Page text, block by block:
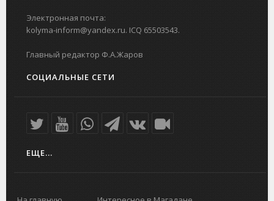
Электронная почта:
kolyma-inform@yandex.ru. ICQ 65503543.
Главный редактор Ф.А.Жаров
СОЦИАЛЬНЫЕ СЕТИ
ЕЩЕ...